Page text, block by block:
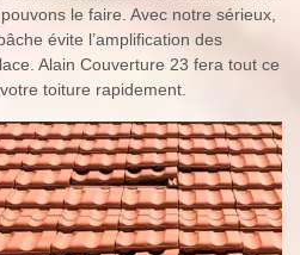
le faire. Avec notre sérieux,
évite l’amplification des
Alain Couverture 23 fera tout ce
toiture rapidement.